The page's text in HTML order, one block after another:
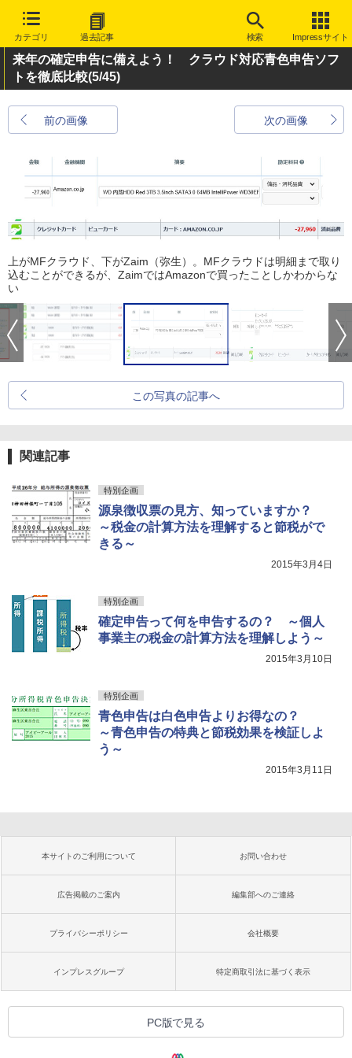
カテゴリ 過去記事 検索 Impressサイト
来年の確定申告に備えよう！ クラウド対応青色申告ソフ
トを徹底比較(5/45)
前の画像 次の画像
上がMFクラウド、下がZaim（弥生）。MFクラウドは明細まで取り
込むことができるが、ZaimではAmazonで買ったことしかわからな
い
この写真の記事へ
関連記事
特別企画
源泉徴収票の見方、知っていますか？
～税金の計算方法を理解すると節税がで
きる～
2015年3月4日
特別企画
確定申告って何を申告するの？ ～個人
事業主の税金の計算方法を理解しよう～
2015年3月10日
特別企画
青色申告は白色申告よりお得なの？
～青色申告の特典と節税効果を検証しよ
う～
2015年3月11日
本サイトのご利用について お問い合わせ
広告掲載のご案内 編集部へのご連絡
プライバシーポリシー 会社概要
インプレスグループ 特定商取引法に基づく表示
PC版で見る